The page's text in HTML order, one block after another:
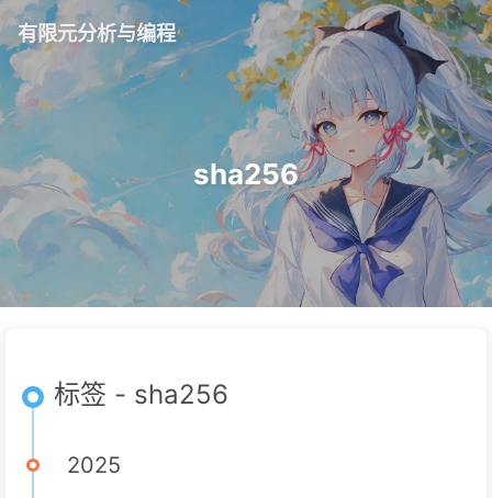
有限元分析与编程
sha256
标签 - sha256
2025